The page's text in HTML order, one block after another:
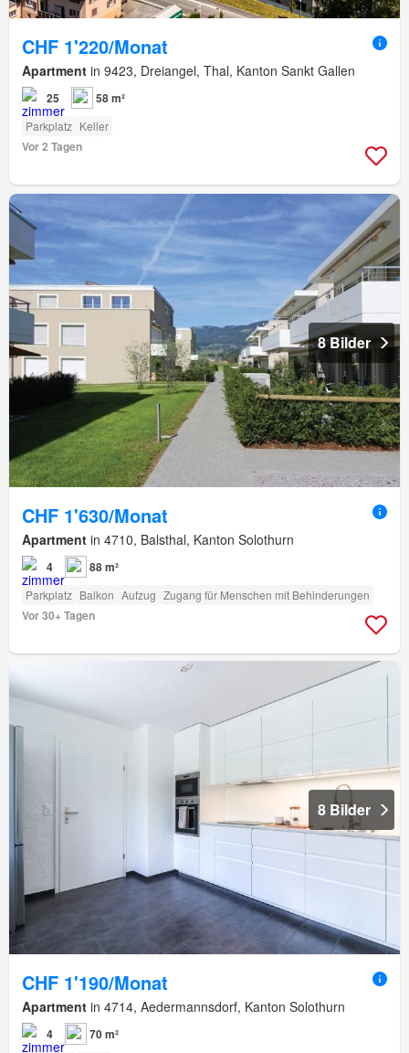
CHF 1'220/Monat
Apartment in 9423, Dreiangel, Thal, Kanton Sankt Gallen
25 58 m²
Parkplatz Keller
Vor 2 Tagen
8 Bilder
CHF 1'630/Monat
Apartment in 4710, Balsthal, Kanton Solothurn
4 88 m²
Parkplatz Balkon Aufzug Zugang für Menschen mit Behinderungen
Vor 30+ Tagen
8 Bilder
CHF 1'190/Monat
Apartment in 4714, Aedermannsdorf, Kanton Solothurn
4 70 m²